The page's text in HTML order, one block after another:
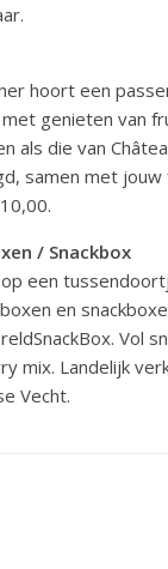
hoort een
genieten van
als die van
samen met
/ Snackbox
een
en
Vol
mix. Landelijk
Vecht.